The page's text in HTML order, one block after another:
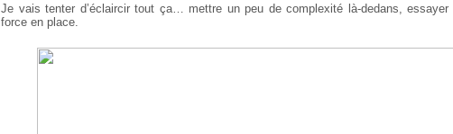
Je vais tenter d’éclaircir tout ça… mettre un peu de complexité là-dedans,
force en place.